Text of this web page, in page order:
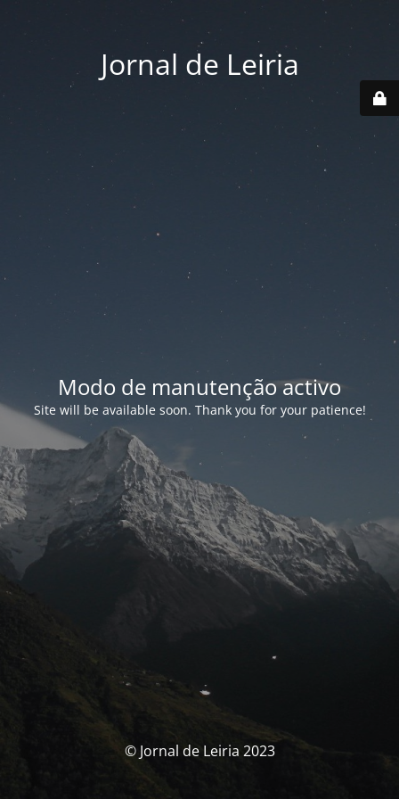
Jornal de Leiria
Modo de manutenção activo
Site will be available soon. Thank you for your patience!
© Jornal de Leiria 2023